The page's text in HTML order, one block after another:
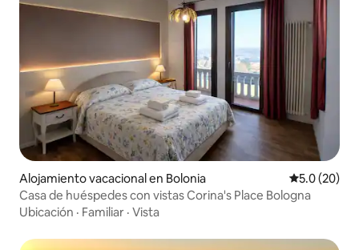
Alojamiento vacacional en Bolonia Calificación
5.0 (20)
Casa de huéspedes con vistas Corina's Place Bologna
Ubicación · Familiar · Vista